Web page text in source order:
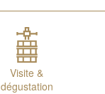
Visite &
dégustation